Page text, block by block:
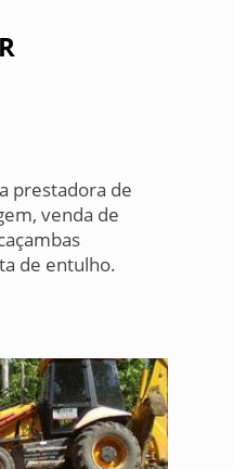
prestadora de
venda de
de entulho.